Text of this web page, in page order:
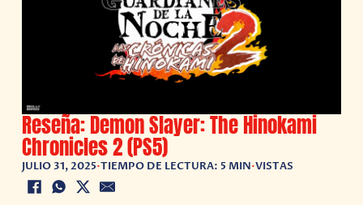
Reseña: Demon Slayer: The Hinokami
Chronicles 2 (PS5)
JULIO 31, 2025•TIEMPO DE LECTURA: 5 MIN•VISTAS